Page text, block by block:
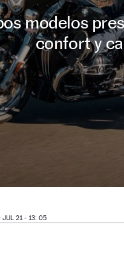
modelos
confort y
JUL 21 - 13: 05